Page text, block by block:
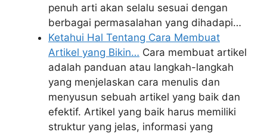
penuh arti akan selalu sesuai dengan
berbagai permasalahan yang dihadapi…
Ketahui Hal Tentang Cara Membuat
Artikel yang Bikin… Cara membuat artikel
adalah panduan atau langkah-langkah
yang menjelaskan cara menulis dan
menyusun sebuah artikel yang baik dan
efektif. Artikel yang baik harus memiliki
struktur yang jelas, informasi yang